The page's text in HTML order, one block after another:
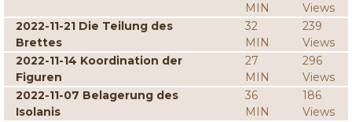
MIN
Views
2022-11-21 Die Teilung des
Brettes
32
MIN
239
Views
2022-11-14 Koordination der
Figuren
27
MIN
296
Views
2022-11-07 Belagerung des
Isolanis
36
MIN
186
Views